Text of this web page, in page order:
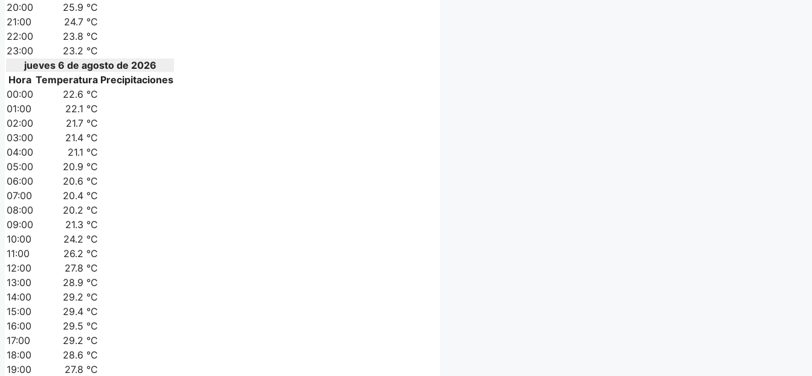
20:00
25.9 °C
21:00
24.7 °C
22:00
23.8 °C
23:00
23.2 °C
jueves 6 de agosto de 2026
Hora Temperatura Precipitaciones
00:00
22.6 °C
01:00
22.1 °C
02:00
21.7 °C
03:00
21.4 °C
04:00
21.1 °C
05:00
20.9 °C
06:00
20.6 °C
07:00
20.4 °C
08:00
20.2 °C
09:00
21.3 °C
10:00
24.2 °C
11:00
26.2 °C
12:00
27.8 °C
13:00
28.9 °C
14:00
29.2 °C
15:00
29.4 °C
16:00
29.5 °C
17:00
29.2 °C
18:00
28.6 °C
19:00
27.8 °C